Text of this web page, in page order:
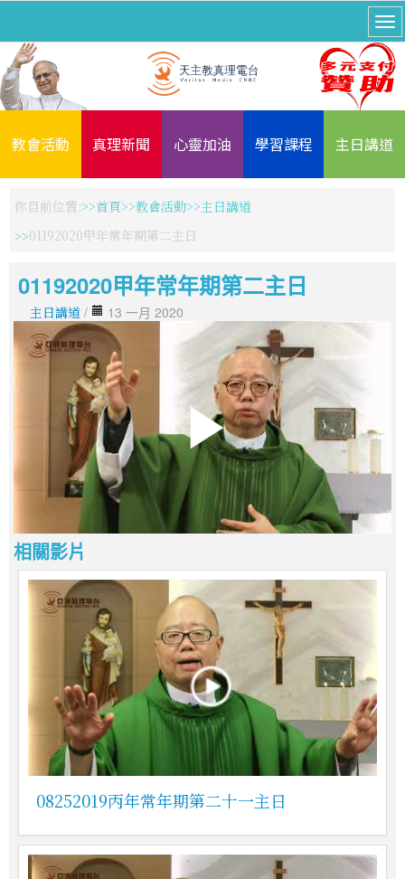
教會活動 真理新聞 心靈加油 學習課程 主日講道
你目前位置: 首頁 教會活動
主日講道
01192020甲年常年期第二主日
01192020甲年常年期第二主日
主日講道 / 13 一月 2020
相關影片
08252019丙年常年期第二十一主日